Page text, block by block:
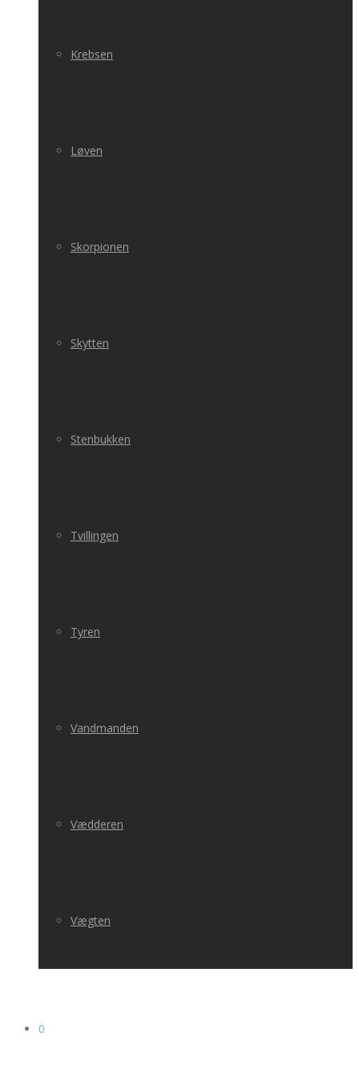
Krebsen
Løven
Skorpionen
Skytten
Stenbukken
Tvillingen
Tyren
Vandmanden
Vædderen
Vægten
0